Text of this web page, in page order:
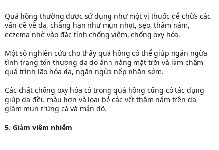
Quả hồng thường được sử dụng như một vị thuốc để chữa các
vấn đề về da, chẳng hạn như mụn nhọt, sẹo, thâm nám,
eczema nhờ vào đặc tính chống viêm, chống oxy hóa.
Một số nghiên cứu cho thấy quả hồng có thể giúp ngăn ngừa
tình trạng tổn thương da do ánh nắng mặt trời và làm chậm
quá trình lão hóa da, ngăn ngừa nếp nhăn sớm.
Các chất chống oxy hóa có trong quả hồng cũng có tác dụng
giúp da đều màu hơn và loại bỏ các vết thâm nám trên da,
giảm mụn trứng cá và mẩn đỏ.
5. Giảm viêm nhiễm